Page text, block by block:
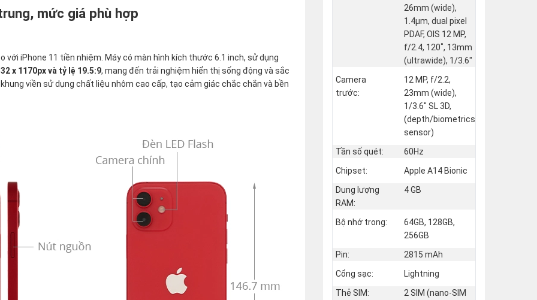
mức giá phù hợp
iPhone 11 tiền nhiệm. Máy có màn hình kích thước 6.1 inch, sử dụng
x 1170px và tỷ lệ 19.5:9, mang đến trải nghiệm hiển thị sống động và sắc
viền sử dụng chất liệu nhôm cao cấp, tạo cảm giác chắc chắn và bền
26mm (wide),
1.4µm, dual pixel
PDAF, OIS 12 MP,
f/2.4, 120˚, 13mm
(ultrawide), 1/3.6"
Camera
trước:
12 MP, f/2.2,
23mm (wide),
1/3.6" SL 3D,
(depth/biometrics
sensor)
Tần số quét:
60Hz
Chipset:
Apple A14 Bionic
Dung lượng
RAM:
4 GB
Bộ nhớ trong:
64GB, 128GB,
256GB
Pin:
2815 mAh
Cổng sạc:
Lightning
Thẻ SIM:
2 SIM (nano‑SIM